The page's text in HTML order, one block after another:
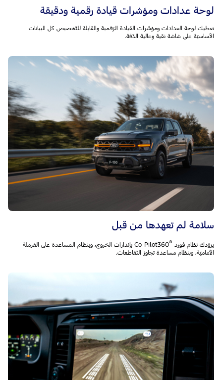
لوحة عدادات ومؤشرات قيادة رقمية ودقيقة
تعطيك لوحة العدادات ومؤشّرات القيادة الرّقمية والقابلة للتّخصيص كل البيانات
الأساسيّة على شاشة نقية وعالية الدّقة.
سلامة لم تعهدها من قبل
يزوّدك نظام فورد Co-Pilot360 ®
‎ بإنذارات الخروج، وبنظام المساعدة على الفرملة
الأماميّة، وبنظام مساعدة تجاوز التّقاطعات.